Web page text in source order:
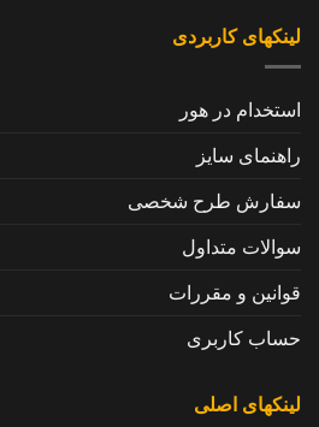
لینکهای کاربردی
استخدام در هور
راهنمای سایز
سفارش طرح شخصی
سوالات متداول
قوانین و مقررات
حساب کاربری
لینکهای اصلی